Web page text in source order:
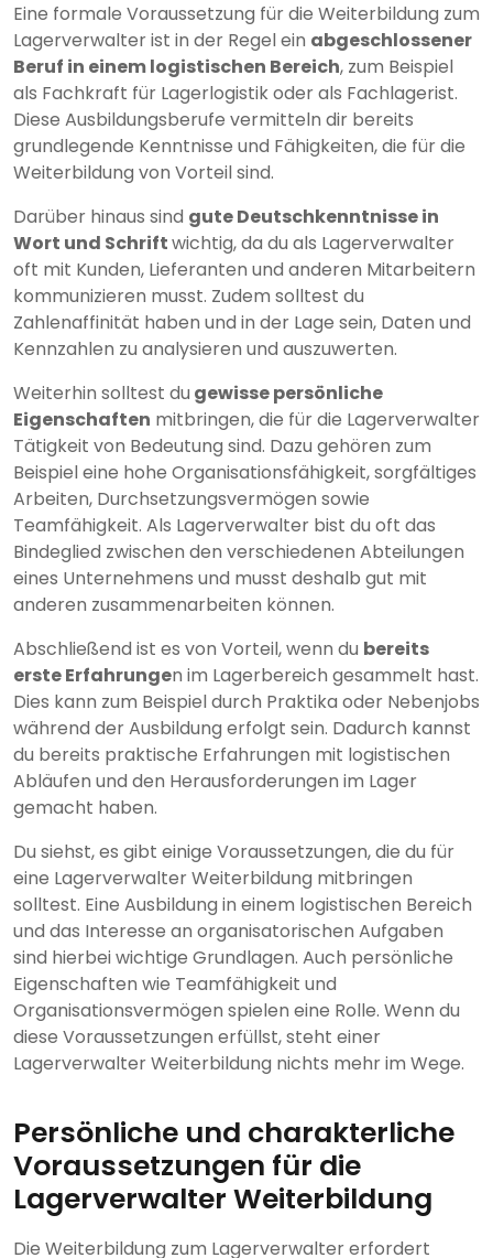
Eine formale Voraussetzung für die Weiterbildung zum
Lagerverwalter ist in der Regel ein abgeschlossener
Beruf in einem logistischen Bereich, zum Beispiel
als Fachkraft für Lagerlogistik oder als Fachlagerist.
Diese Ausbildungsberufe vermitteln dir bereits
grundlegende Kenntnisse und Fähigkeiten, die für die
Weiterbildung von Vorteil sind.
Darüber hinaus sind gute Deutschkenntnisse in
Wort und Schriftwichtig, da du als Lagerverwalter
oft mit Kunden, Lieferanten und anderen Mitarbeitern
kommunizieren musst. Zudem solltest du
Zahlenaffinität haben und in der Lage sein, Daten und
Kennzahlen zu analysieren und auszuwerten.
Weiterhin solltest du gewisse persönliche
Eigenschaften mitbringen, die für die Lagerverwalter
Tätigkeit von Bedeutung sind. Dazu gehören zum
Beispiel eine hohe Organisationsfähigkeit, sorgfältiges
Arbeiten, Durchsetzungsvermögen sowie
Teamfähigkeit. Als Lagerverwalter bist du oft das
Bindeglied zwischen den verschiedenen Abteilungen
eines Unternehmens und musst deshalb gut mit
anderen zusammenarbeiten können.
Abschließend ist es von Vorteil, wenn du bereits
erste Erfahrungen im Lagerbereich gesammelt hast.
Dies kann zum Beispiel durch Praktika oder Nebenjobs
während der Ausbildung erfolgt sein. Dadurch kannst
du bereits praktische Erfahrungen mit logistischen
Abläufen und den Herausforderungen im Lager
gemacht haben.
Du siehst, es gibt einige Voraussetzungen, die du für
eine Lagerverwalter Weiterbildung mitbringen
solltest. Eine Ausbildung in einem logistischen Bereich
und das Interesse an organisatorischen Aufgaben
sind hierbei wichtige Grundlagen. Auch persönliche
Eigenschaften wie Teamfähigkeit und
Organisationsvermögen spielen eine Rolle. Wenn du
diese Voraussetzungen erfüllst, steht einer
Lagerverwalter Weiterbildung nichts mehr im Wege.
Persönliche und charakterliche
Voraussetzungen für die
Lagerverwalter Weiterbildung
Die Weiterbildung zum Lagerverwalter erfordert